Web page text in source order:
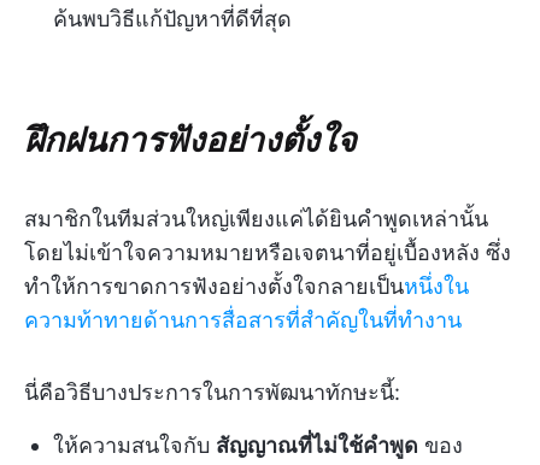
ค้นพบวิธีแก้ปัญหาที่ดีที่สุด
ฝึกฝนการฟังอย่างตั้งใจ
สมาชิกในทีมส่วนใหญ่เพียงแค่ได้ยินคำพูดเหล่านั้น
โดยไม่เข้าใจความหมายหรือเจตนาที่อยู่เบื้องหลัง ซึ่ง
ทำให้การขาดการฟังอย่างตั้งใจกลายเป็นหนึ่งใน
ความท้าทายด้านการสื่อสารที่สำคัญในที่ทำงาน
นี่คือวิธีบางประการในการพัฒนาทักษะนี้:
ให้ความสนใจกับ สัญญาณที่ไม่ใช้คำพูด ของ